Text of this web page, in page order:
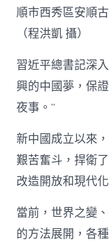
順市西秀區安順
（程洪凱 攝）
習近平總書記深
興的中國夢，保
夜事。”
新中國成立以來
艱苦奮斗，捍衛
改造開放和現代
當前，世界之變
的方法展開，各